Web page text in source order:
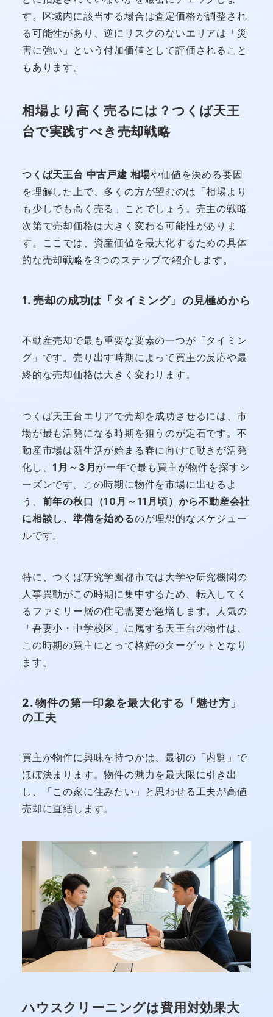
す。区域内に該当する場合は査定価格が調整され
る可能性があり、逆にリスクのないエリアは「災
害に強い」という付加価値として評価されること
もあります。
相場より高く売るには？つくば天王
台で実践すべき売却戦略
つくば天王台 中古戸建 相場や価値を決める要因
を理解した上で、多くの方が望むのは「相場より
も少しでも高く売る」ことでしょう。売主の戦略
次第で売却価格は大きく変わる可能性がありま
す。ここでは、資産価値を最大化するための具体
的な売却戦略を3つのステップで紹介します。
1. 売却の成功は「タイミング」の見極めから
不動産売却で最も重要な要素の一つが「タイミン
グ」です。売り出す時期によって買主の反応や最
終的な売却価格は大きく変わります。
つくば天王台エリアで売却を成功させるには、市
場が最も活発になる時期を狙うのが定石です。不
動産市場は新生活が始まる春に向けて動きが活発
化し、1月～3月 が一年で最も買主が物件を探すシ
ーズンです。この時期に物件を市場に出せるよ
う、 前年の秋口（10月～11月頃）から不動産会社
に相談し、準備を始めるのが理想的なスケジュー
ルです。
特に、つくば研究学園都市では大学や研究機関の
人事異動がこの時期に集中するため、転入してく
るファミリー層の住宅需要が急増します。人気の
「吾妻小・中学校区」に属する天王台の物件は、
この時期の買主にとって格好のターゲットとなり
ます。
2. 物件の第一印象を最大化する「魅せ方」
の工夫
買主が物件に興味を持つかは、最初の「内覧」で
ほぼ決まります。物件の魅力を最大限に引き出
し、「この家に住みたい」と思わせる工夫が高値
売却に直結します。
ハウスクリーニングは費用対効果大